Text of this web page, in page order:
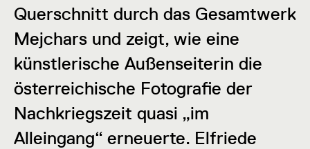
Querschnitt durch das Gesamtwerk
Mejchars und zeigt, wie eine
künstlerische Außenseiterin die
österreichische Fotografie der
Nachkriegszeit quasi „im
Alleingang“ erneuerte. Elfriede